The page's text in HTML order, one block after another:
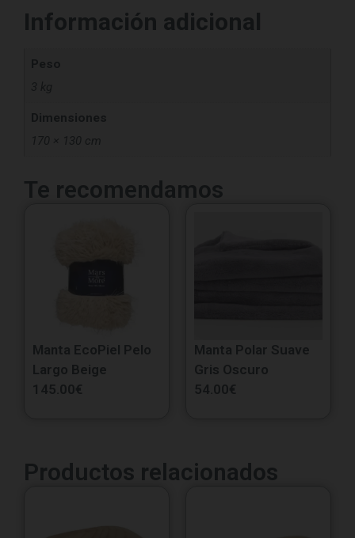
Información adicional
Dimensiones
170 × 130 cm
Te recomendamos
Manta EcoPiel Pelo
Largo Beige
145.00€
Manta Polar Suave
Gris Oscuro
54.00€
Productos relacionados